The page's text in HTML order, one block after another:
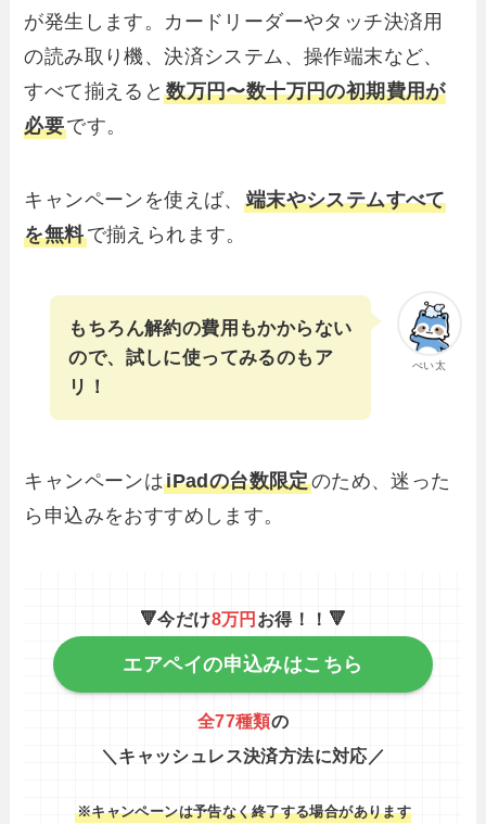
が発生します。カードリーダーやタッチ決済用
の読み取り機、決済システム、操作端末など、
すべて揃えると数万円〜数十万円の初期費用が
必要です。
キャンペーンを使えば、 端末やシステムすべて
を無料で揃えられます。
ぺい太
もちろん解約の費用もかからない
ので、試しに使ってみるのもア
リ！
キャンペーンはiPadの台数限定のため、迷った
ら申込みをおすすめします。
🔻今だけ8万円 お得！！🔻
エアペイの申込みはこちら
全77種類の
＼キャッシュレス決済方法に対応 ／
※キャンペーンは予告なく終了する場合があります